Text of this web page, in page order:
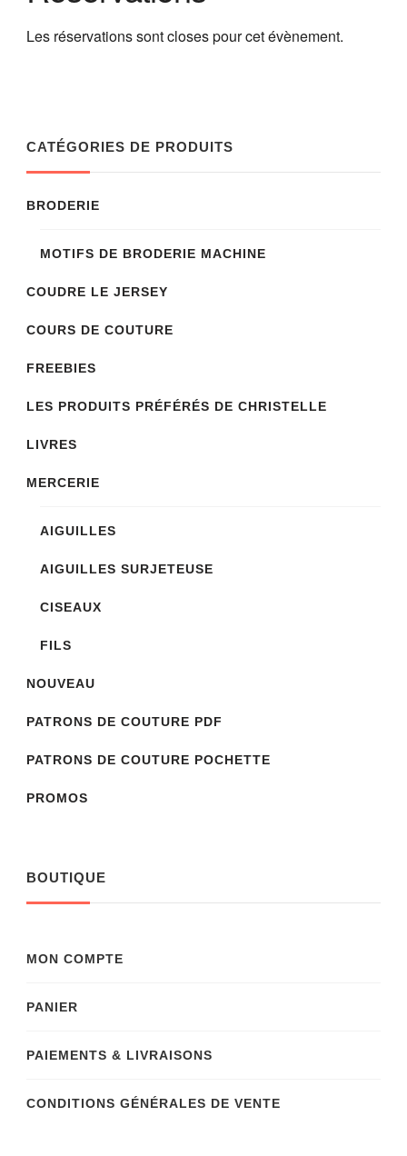
Les réservations sont closes pour cet évènement.
CATÉGORIES DE PRODUITS
BRODERIE
MOTIFS DE BRODERIE MACHINE
COUDRE LE JERSEY
COURS DE COUTURE
FREEBIES
LES PRODUITS PRÉFÉRÉS DE CHRISTELLE
LIVRES
MERCERIE
AIGUILLES
AIGUILLES SURJETEUSE
CISEAUX
FILS
NOUVEAU
PATRONS DE COUTURE PDF
PATRONS DE COUTURE POCHETTE
PROMOS
BOUTIQUE
MON COMPTE
PANIER
PAIEMENTS & LIVRAISONS
CONDITIONS GÉNÉRALES DE VENTE